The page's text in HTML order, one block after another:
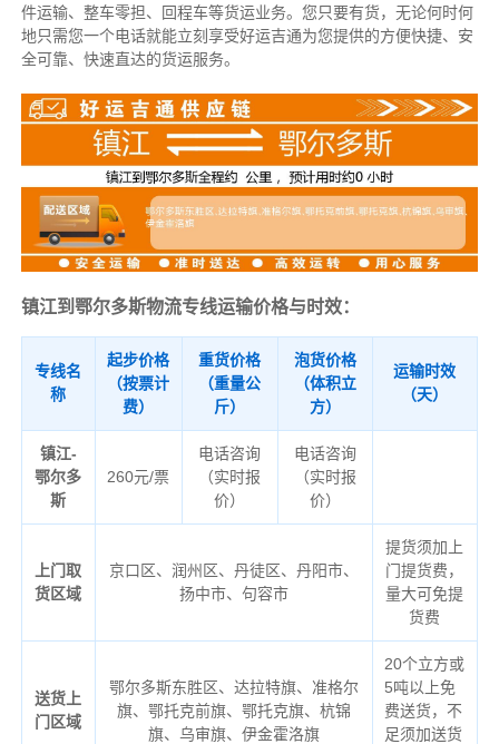
件运输、整车零担、回程车等货运业务。 您只要有货，无论何时何
地只需您一个电话就能立刻享受好运吉通为您提供的方便快捷、安
全可靠、快速直达的货运服务。
镇江到鄂尔多斯物流专线运输价格与时效：
专线名
称
起步价格
（按票计
费）
重货价格
（重量公
斤）
泡货价格
（体积立
方）
运输时效
（天）
镇江-
鄂尔多
斯
260元/票
电话咨询
（实时报
价）
电话咨询
（实时报
价）
上门取
货区域
京口区、润州区、丹徒区、丹阳市、
扬中市、句容市
提货须加上
门提货费，
量大可免提
货费
送货上
门区域
鄂尔多斯东胜区、达拉特旗、准格尔
旗、鄂托克前旗、鄂托克旗、杭锦
旗、乌审旗、伊金霍洛旗
20个立方或
5吨以上免
费送货，不
足须加送货